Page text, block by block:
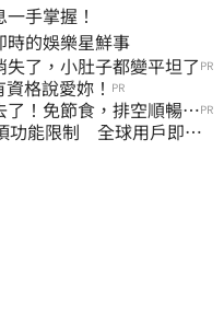
手掌握！
的娛樂星鮮事
了，小肚子都變平坦了 PR
格說愛妳！ PR
！免節食，排空順暢就PR
功能限制 全球用戶即刻